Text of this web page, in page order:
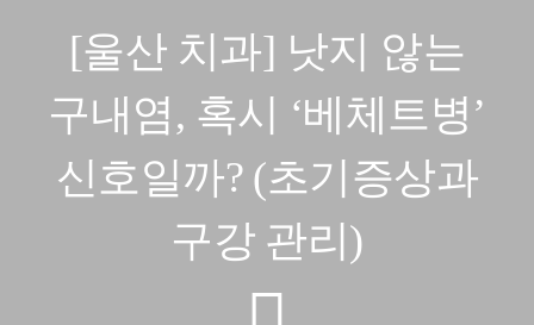
환자안심케어
자연치아보존
임플란트
일반진료
[울산 치과] 낫지 않는
구내염, 혹시 ‘베체트병’
신호일까? (초기증상과
구강 관리)